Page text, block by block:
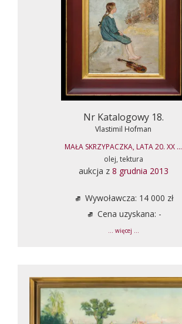
Nr Katalogowy 18.
Vlastimil Hofman
MAŁA SKRZYPACZKA, LATA 20. XX ...
olej, tektura
aukcja z 8 grudnia 2013
Wywoławcza: 14 000 zł
Cena uzyskana: -
... więcej ...